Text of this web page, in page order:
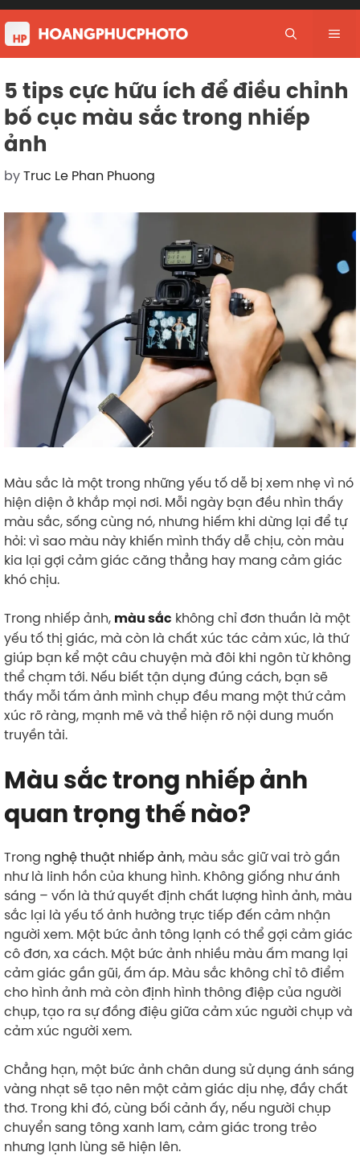
Skip
to
content
5 tips cực hữu ích để điều chỉnh
bố cục màu sắc trong nhiếp
ảnh
byTruc Le Phan Phuong
Màu sắc là một trong những yếu tố dễ bị xem nhẹ vì nó
hiện diện ở khắp mọi nơi. Mỗi ngày bạn đều nhìn thấy
màu sắc, sống cùng nó, nhưng hiếm khi dừng lại để tự
hỏi: vì sao màu này khiến mình thấy dễ chịu, còn màu
kia lại gợi cảm giác căng thẳng hay mang cảm giác
khó chịu.
Trong nhiếp ảnh, màu sắc không chỉ đơn thuần là một
yếu tố thị giác, mà còn là chất xúc tác cảm xúc, là thứ
giúp bạn kể một câu chuyện mà đôi khi ngôn từ không
thể chạm tới. Nếu biết tận dụng đúng cách, bạn sẽ
thấy mỗi tấm ảnh mình chụp đều mang một thứ cảm
xúc rõ ràng, mạnh mẽ và thể hiện rõ nội dung muốn
truyền tải.
Màu sắc trong nhiếp ảnh
quan trọng thế nào?
Trong nghệ thuật nhiếp ảnh, màu sắc giữ vai trò gần
như là linh hồn của khung hình. Không giống như ánh
sáng – vốn là thứ quyết định chất lượng hình ảnh, màu
sắc lại là yếu tố ảnh hưởng trực tiếp đến cảm nhận
người xem. Một bức ảnh tông lạnh có thể gợi cảm giác
cô đơn, xa cách. Một bức ảnh nhiều màu ấm mang lại
cảm giác gần gũi, ấm áp. Màu sắc không chỉ tô điểm
cho hình ảnh mà còn định hình thông điệp của người
chụp, tạo ra sự đồng điệu giữa cảm xúc người chụp và
cảm xúc người xem.
Chẳng hạn, một bức ảnh chân dung sử dụng ánh sáng
vàng nhạt sẽ tạo nên một cảm giác dịu nhẹ, đầy chất
thơ. Trong khi đó, cùng bối cảnh ấy, nếu người chụp
chuyển sang tông xanh lam, cảm giác trong trẻo
nhưng lạnh lùng sẽ hiện lên.